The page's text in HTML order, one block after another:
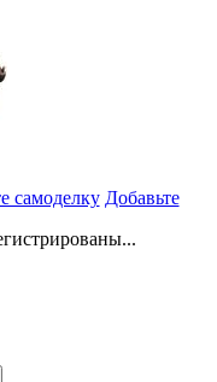
самоделку Добавьте